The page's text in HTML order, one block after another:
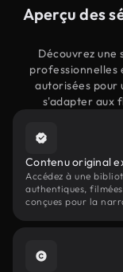
Aperçu des
Découvrez une
professionnelles
autorisées pour
s'adapter aux
Contenu original
Accédez à une
authentiques,
conçues pour la